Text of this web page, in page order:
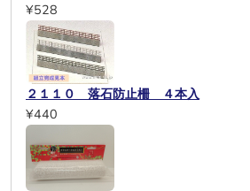
¥528
２１１０ 落石防止柵 ４本入
¥440